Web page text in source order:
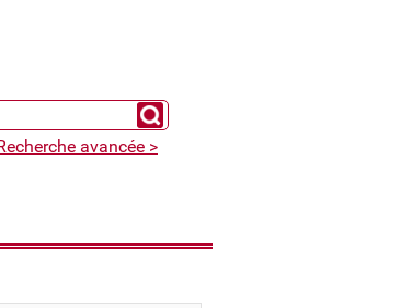
Chercher un expert
avancée >